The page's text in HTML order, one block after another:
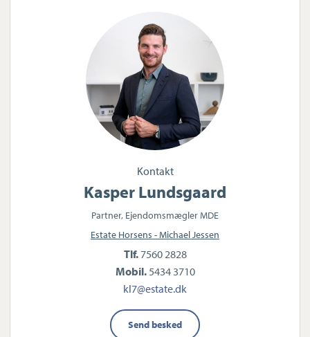
Kontakt
Kasper Lundsgaard
Partner, Ejendomsmægler MDE
Estate Horsens - Michael Jessen
Tlf. 7560 2828
Mobil. 5434 3710
kl7@estate.dk
Send besked